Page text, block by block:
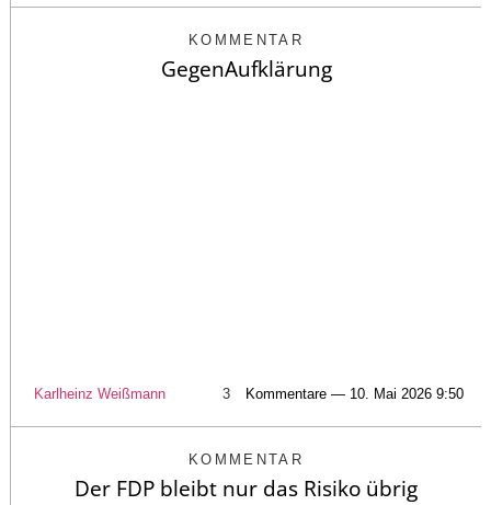
KOMMENTAR
GegenAufklärung
Karlheinz Weißmann 3 Kommentare — 10. Mai 2026 9:50
KOMMENTAR
Der FDP bleibt nur das Risiko übrig